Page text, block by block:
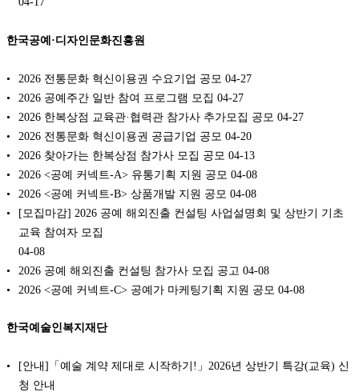
한국공예·디자인문화진흥원
2026 전통문화 혁신이용권 수요기업 공모 04-27
2026 공예주간 일반 참여 프로그램 모집 04-27
2026 한복상점 교육관·협력관 참가사 추가모집 공모 04-27
2026 전통문화 혁신이용권 공급기업 공모 04-20
2026 찾아가는 한복상점 참가사 모집 공모 04-13
2026 <공예 커넥트-A> 유통기획 지원 공모 04-08
2026 <공예 커넥트-B> 상품개발 지원 공모 04-08
[모집마감] 2026 공예 해외진출 컨설팅 사업설명회 및 상반기 기초
교육 참여자 모집
04-08
2026 공예 해외진출 컨설팅 참가사 모집 공고 04-08
2026 <공예 커넥트-C> 공예가 마케팅기획 지원 공모 04-08
한국예술인복지재단
[안내]「예술 계약 제대로 시작하기!」2026년 상반기 특강(교육) 신
청 안내